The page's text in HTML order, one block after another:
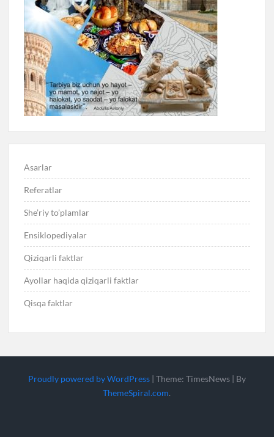
Asarlar
Referatlar
She’riy to’plamlar
Ensiklopediyalar
Qiziqarli faktlar
Ayollar haqida qiziqarli faktlar
Qisqa faktlar
Proudly powered by WordPress | Theme: TimesNews | By
ThemeSpiral.com.